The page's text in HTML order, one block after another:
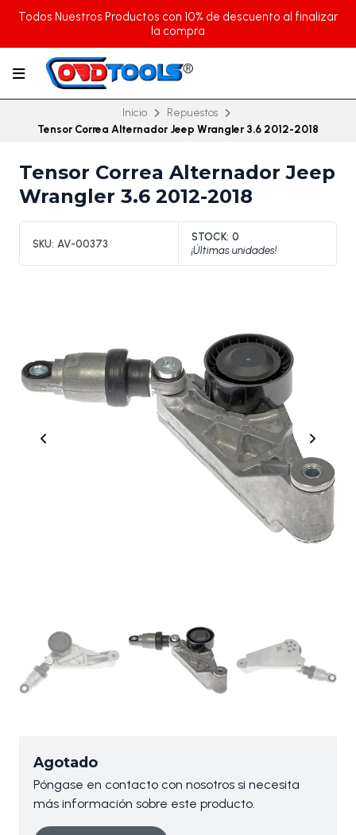
Todos Nuestros Productos con 10% de descuento al finalizar
la compra
Inicio
Repuestos
Tensor Correa Alternador Jeep Wrangler 3.6 2012-2018
Tensor Correa Alternador Jeep
Wrangler 3.6 2012-2018
SKU: AV-00373
STOCK: 0
¡Últimas unidades!
Agotado
Póngase en contacto con nosotros si necesita
más información sobre este producto.